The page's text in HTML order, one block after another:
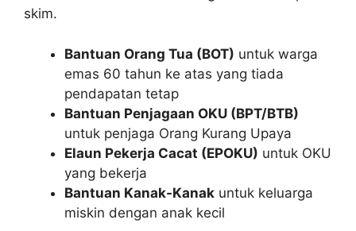
skim.
Bantuan Orang Tua (BOT) untuk warga
emas 60 tahun ke atas yang tiada
pendapatan tetap
Bantuan Penjagaan OKU (BPT/BTB)
untuk penjaga Orang Kurang Upaya
Elaun Pekerja Cacat (EPOKU) untuk OKU
yang bekerja
Bantuan Kanak-Kanak untuk keluarga
miskin dengan anak kecil